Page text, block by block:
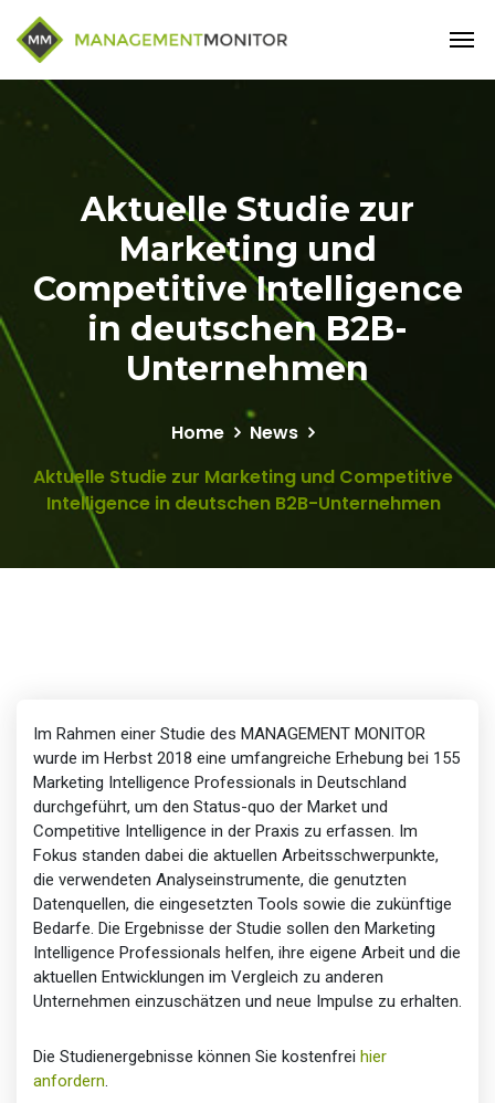
Aktuelle Studie zur
Marketing und
Competitive Intelligence
in deutschen B2B-
Unternehmen
Home
News
Aktuelle Studie zur Marketing und Competitive
Intelligence in deutschen B2B-Unternehmen
Im Rahmen einer Studie des MANAGEMENT MONITOR
wurde im Herbst 2018 eine umfangreiche Erhebung bei 155
Marketing Intelligence Professionals in Deutschland
durchgeführt, um den Status-quo der Market und
Competitive Intelligence in der Praxis zu erfassen. Im
Fokus standen dabei die aktuellen Arbeitsschwerpunkte,
die verwendeten Analyseinstrumente, die genutzten
Datenquellen, die eingesetzten Tools sowie die zukünftige
Bedarfe. Die Ergebnisse der Studie sollen den Marketing
Intelligence Professionals helfen, ihre eigene Arbeit und die
aktuellen Entwicklungen im Vergleich zu anderen
Unternehmen einzuschätzen und neue Impulse zu erhalten.
Die Studienergebnisse können Sie kostenfrei hier
anfordern.